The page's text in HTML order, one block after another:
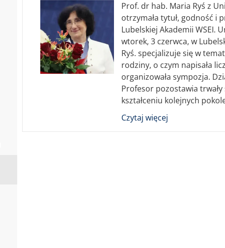
Prof. dr hab. Maria Ryś z
otrzymała tytuł, godność i
Lubelskiej Akademii WSEI.
wtorek, 3 czerwca, w
Ryś. specjalizuje się w
rodziny, o czym napisała
organizowała sympozja.
Profesor pozostawia
kształceniu kolejnych
Czytaj więcej